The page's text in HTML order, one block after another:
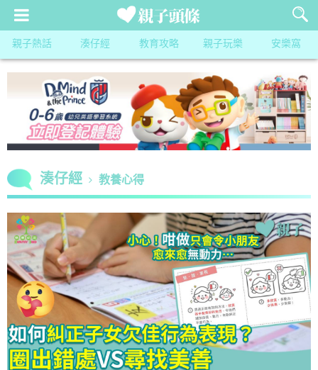
親子熱話 湊仔經 教育攻略 親子玩樂 安樂窩
湊仔經 教養心得